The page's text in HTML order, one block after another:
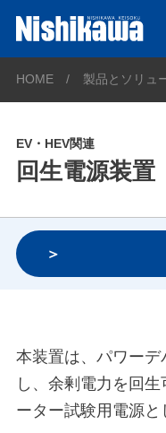
HOME 製品とソリュ
EV・HEV関連
回生電源装置
本装置は、パワー
し、余剰電力を回
ーター試験用電源と